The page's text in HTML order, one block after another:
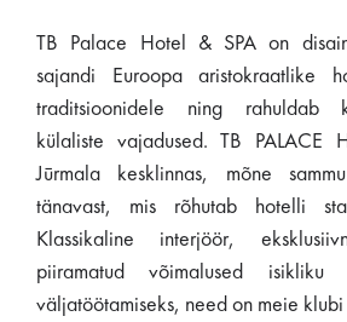
TB Palace Hotel & SPA on
sajandi Euroopa aristokraatlike
traditsioonidele ning rahuldab
külaliste vajadused. TB PALACE
Jūrmala kesklinnas, mõne
tänavast, mis rõhutab hotelli
Klassikaline interjöör,
piiramatud võimalused isikliku
väljatöötamiseks, need on meie